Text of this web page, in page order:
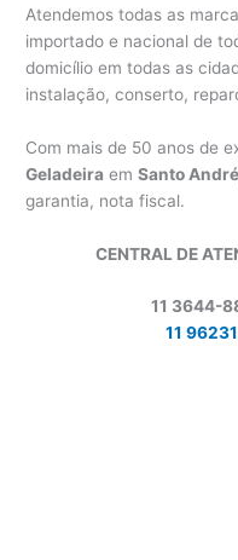
Atendemos todas as
importado e nacional de
domicílio em todas as
instalação, conserto,
Com mais de 50 anos de
Geladeira emSanto André
garantia, nota fiscal.
CENTRAL DE
11 3644-
11